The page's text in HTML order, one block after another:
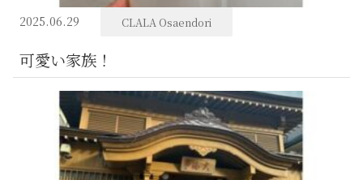
2025.06.29 CLALA Osaendori
可愛い家族！